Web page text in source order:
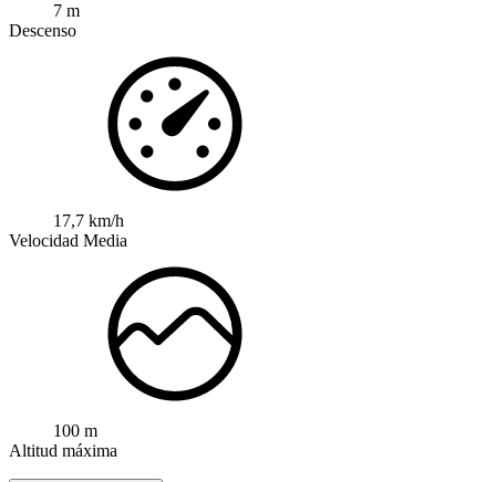
7 m
Descenso
17,7 km/h
Velocidad Media
100 m
Altitud máxima